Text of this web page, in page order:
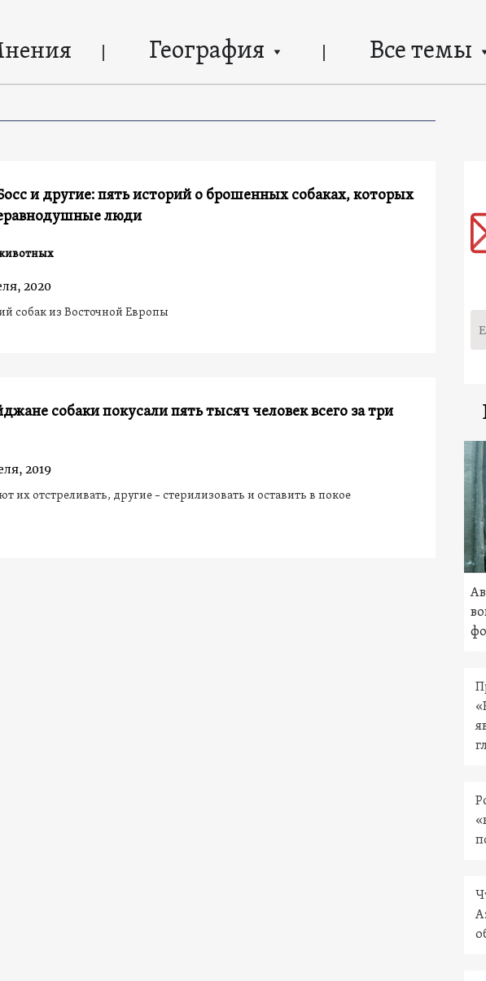
География Все темы
и другие: пять историй о брошенных собаках, которых
люди
2020
собак из Восточной Европы
собаки покусали пять тысяч человек всего за три
2019
их отстреливать, другие – стерилизовать и оставить в покое